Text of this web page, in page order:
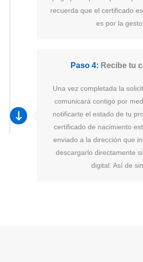
recuerda que el certificado
es por la
Paso 4: Recibe tu
Una vez completada la
comunicará contigo por
notificarte el estado de tu
certificado de nacimiento
enviado a la dirección que
descargarlo directamente
digital. Así de